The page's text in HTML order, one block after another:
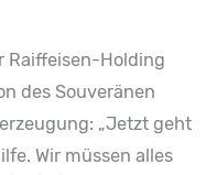
Raiffeisen-Holding
des Souveränen
„Jetzt geht
Wir müssen alles